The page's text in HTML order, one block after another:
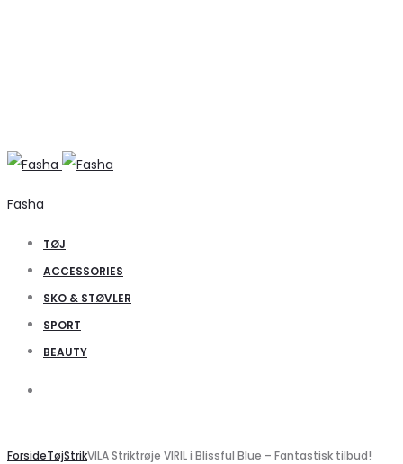
Fasha
TØJ
ACCESSORIES
SKO & STØVLER
SPORT
BEAUTY
ForsideTøjStrikVILA Striktrøje VIRIL i Blissful Blue – Fantastisk tilbud!